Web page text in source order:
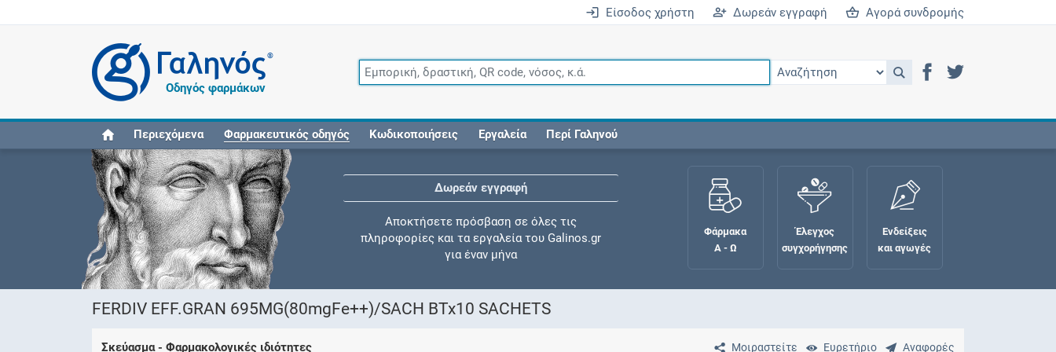
Είσοδος χρήστη Δωρεάν εγγραφή Αγορά συνδρομής
®
Οδηγός φαρμάκων
Περιεχόμενα Φαρμακευτικός οδηγός Κωδικοποιήσεις Εργαλεία Περί Γαληνού
Δωρεάν εγγραφή
Αποκτήσετε πρόσβαση σε όλες τις
πληροφορίες και τα εργαλεία του Galinos.gr
για έναν μήνα
Φάρμακα
Α - Ω
Έλεγχος
συγχορήγησης
Ενδείξεις
και αγωγές
FERDIV EFF.GRAN 695MG(80mgFe++)/SACH BTx10 SACHETS
Μοιραστείτε Ευρετήριο Αναφορές
Σκεύασμα - Φαρμακολογικές ιδιότητες